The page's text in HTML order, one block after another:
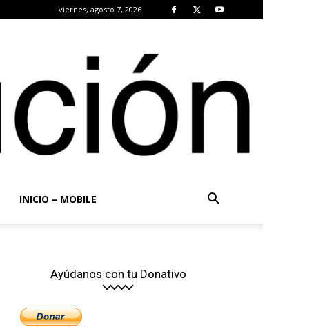
viernes, agosto 7, 2026
INICIO – MOBILE
Ayúdanos con tu Donativo